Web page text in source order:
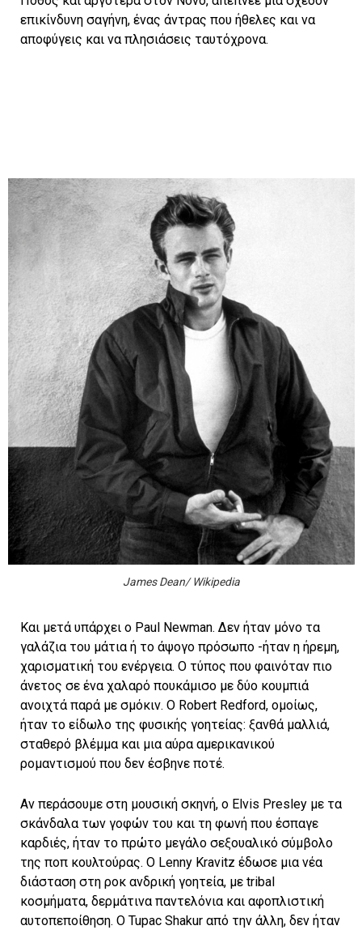
επικίνδυνη σαγήνη, ένας άντρας που ήθελες και να
αποφύγεις και να πλησιάσεις ταυτόχρονα.
James Dean/ Wikipedia
Και μετά υπάρχει ο Paul Newman. Δεν ήταν μόνο τα
γαλάζια του μάτια ή το άψογο πρόσωπο -ήταν η ήρεμη,
χαρισματική του ενέργεια. Ο τύπος που φαινόταν πιο
άνετος σε ένα χαλαρό πουκάμισο με δύο κουμπιά
ανοιχτά παρά με σμόκιν. Ο Robert Redford, ομοίως,
ήταν το είδωλο της φυσικής γοητείας: ξανθά μαλλιά,
σταθερό βλέμμα και μια αύρα αμερικανικού
ρομαντισμού που δεν έσβηνε ποτέ.
Αν περάσουμε στη μουσική σκηνή, ο Elvis Presley με τα
σκάνδαλα των γοφών του και τη φωνή που έσπαγε
καρδιές, ήταν το πρώτο μεγάλο σεξουαλικό σύμβολο
της ποπ κουλτούρας. Ο Lenny Kravitz έδωσε μια νέα
διάσταση στη ροκ ανδρική γοητεία, με tribal
κοσμήματα, δερμάτινα παντελόνια και αφοπλιστική
αυτοπεποίθηση. Ο Tupac Shakur από την άλλη, δεν ήταν